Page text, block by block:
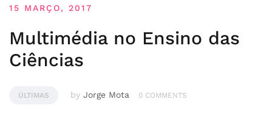
15 MARÇO, 2017
Multimédia no Ensino das
Ciências
ÚLTIMAS by Jorge Mota 0 COMMENTS